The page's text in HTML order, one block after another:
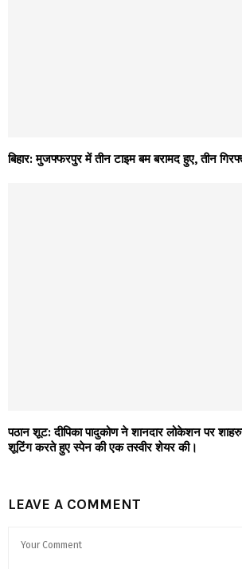
बिहार: मुजफ्फरपुर में तीन टाइम बम बरामद हुए, तीन
पठान शूट: दीपिका पादुकोण ने शानदार लोकेशन पर
शूटिंग करते हुए स्पेन की एक तस्वीर शेयर की।
LEAVE A COMMENT